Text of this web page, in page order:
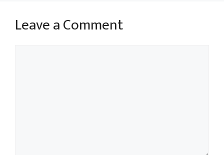
Leave a Comment